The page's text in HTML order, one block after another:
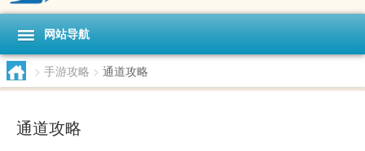
网站导航
> 手游攻略 > 通道攻略
通道攻略